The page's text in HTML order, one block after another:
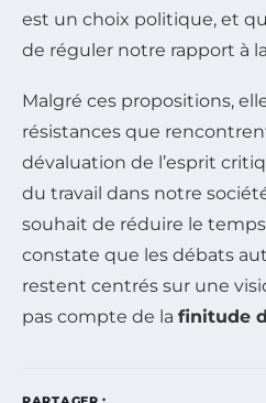
est un choix politique, et
de réguler notre rapport à
Malgré ces propositions,
résistances que
dévaluation de l’esprit
du travail dans notre
souhait de réduire le temps
constate que les débats
restent centrés sur une
pas compte de la finitude